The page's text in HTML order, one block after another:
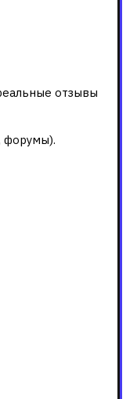
отзывы
форумы).